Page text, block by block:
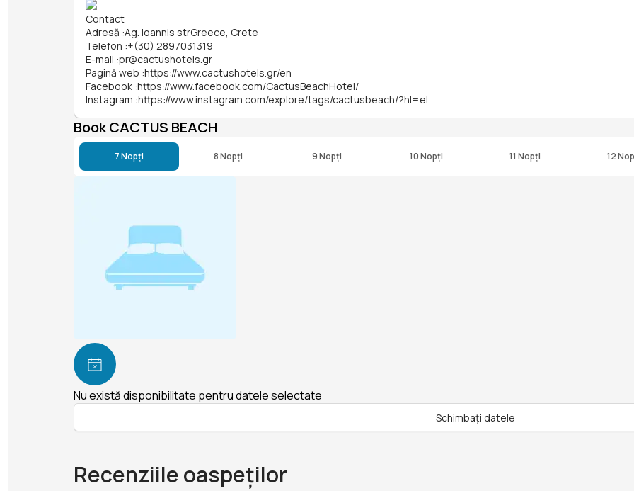
Contact
Adresă :Ag. Ioannis strGreece, Crete
Telefon :+(30) 2897031319
E-mail :pr@cactushotels.gr
Pagină web :https://www.cactushotels.gr/en
Facebook :https://www.facebook.com/CactusBeachHotel/
Instagram :https://www.instagram.com/explore/tags/cactusbeach/?hl=el
Book CACTUS BEACH
7 Nopți 8 Nopți 9 Nopți 10 Nopți 11 Nopți 12
Nu există disponibilitate pentru datele selectate
Schimbați datele
Recenziile oaspeților